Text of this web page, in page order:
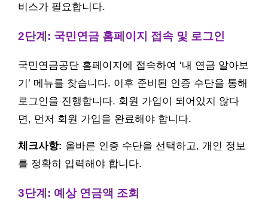
비스가 필요합니다.
2단계: 국민연금 홈페이지 접속 및 로그인
국민연금공단 홈페이지에 접속하여 ‘내 연금 알아보
기’ 메뉴를 찾습니다. 이후 준비된 인증 수단을 통해
로그인을 진행합니다. 회원 가입이 되어있지 않다
면, 먼저 회원 가입을 완료해야 합니다.
체크사항: 올바른 인증 수단을 선택하고, 개인 정보
를 정확히 입력해야 합니다.
3단계: 예상 연금액 조회